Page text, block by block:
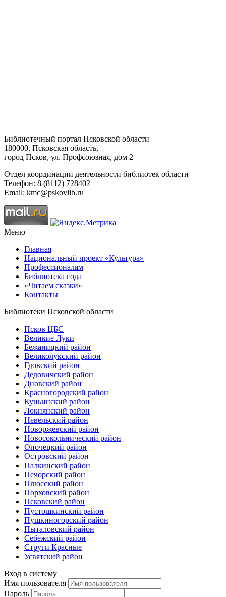
Библиотечный портал Псковской области
180000, Псковская область,
город Псков, ул. Профсоюзная, дом 2
Отдел координации деятельности библиотек области
Телефон: 8 (8112) 728402
Email: kmc@pskovlib.ru
Меню
Главная
Национальный проект «Культура»
Профессионалам
Библиотека года
«Читаем сказки»
Контакты
Библиотеки Псковской области
Псков ЦБС
Великие Луки
Бежаницкий район
Великолукский район
Гдовский район
Дедовичский район
Дновский район
Красногородский район
Куньинский район
Локнянский район
Невельский район
Новоржевский район
Новосокольнический район
Опочецкий район
Островский район
Палкинский район
Печорский район
Плюсский район
Порховский район
Псковский район
Пустошкинский район
Пушкиногорский район
Пыталовский район
Себежский район
Струги Красные
Усвятский район
Вход в систему
Имя пользователя
Пароль